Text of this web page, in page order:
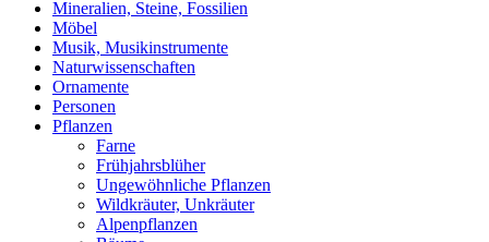
Mineralien, Steine, Fossilien
Möbel
Musik, Musikinstrumente
Naturwissenschaften
Ornamente
Personen
Pflanzen
Farne
Frühjahrsblüher
Ungewöhnliche Pflanzen
Wildkräuter, Unkräuter
Alpenpflanzen